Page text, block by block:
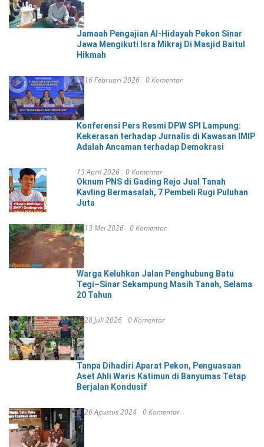
Jamaah Pengajian Al-Hidayah Pekon Sinar
Jawa Mengikuti Isra Mikraj Di Masjid Baitul
Hikmah
16 Februari 2026 0 Komentar
Konferensi Pers Resmi DPW SPI Lampung:
Kekerasan terhadap Jurnalis di Kawasan IMIP
Adalah Ancaman terhadap Demokrasi
13 April 2026 0 Komentar
Oknum PNS di Gading Rejo Jual Tanah
Kavling Bermasalah, 7 Pembeli Rugi Puluhan
Juta
13 Mei 2026 0 Komentar
Warga Keluhkan Jalan Penghubung Batu
Tegi–Sinar Sekampung Masih Tanah, Selama
20 Tahun
28 Juli 2026 0 Komentar
Tanpa Dihadiri Aparat Pekon, Penguasaan
Aset Ahli Waris Katimun di Banyumas Tetap
Berjalan Kondusif
26 Agustus 2024 0 Komentar